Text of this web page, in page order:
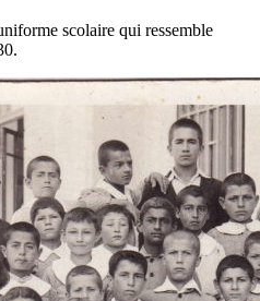
scolaire qui ressemble